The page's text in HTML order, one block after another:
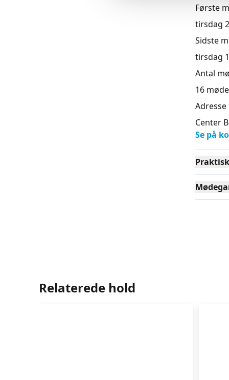
Første
tirsdag
Sidste
tirsdag
Antal
16
Adresse
Center
Se på
Relaterede hold